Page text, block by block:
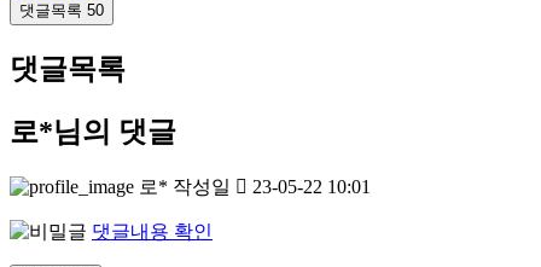
댓글목록 50
댓글목록
로*님의 댓글
로* 작성일 23-05-22 10:01
댓글내용 확인